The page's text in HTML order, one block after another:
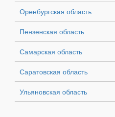
Оренбургская область
Пензенская область
Самарская область
Саратовская область
Ульяновская область